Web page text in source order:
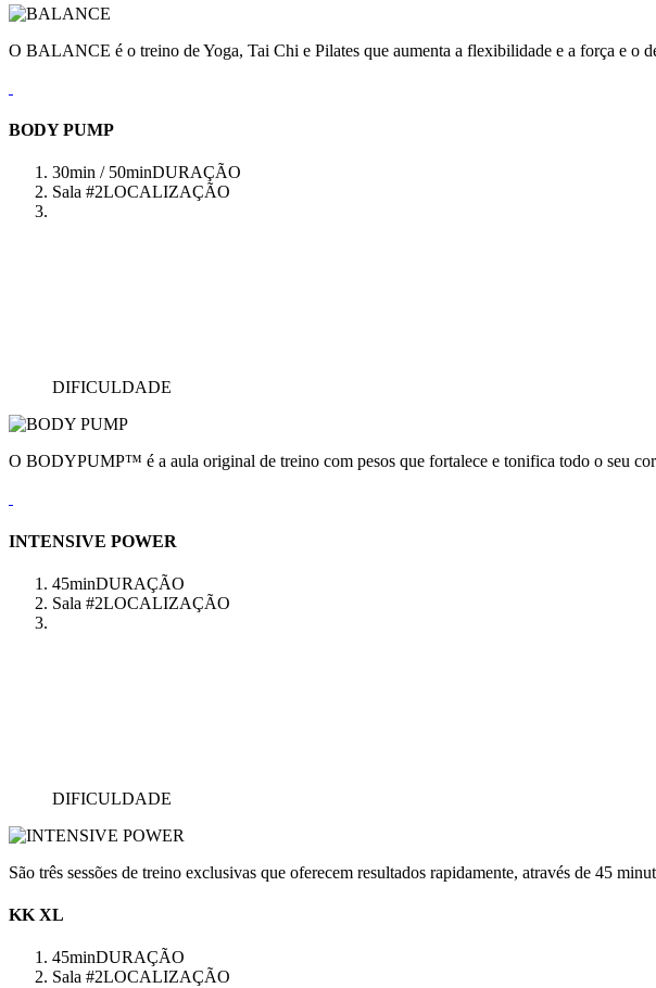
O BALANCE é o treino de Yoga, Tai Chi e Pilates que aumenta a flexibilidade e a força e o
BODY PUMP
30min / 50minDURAÇÃO
Sala #2LOCALIZAÇÃO
DIFICULDADE
O BODYPUMP™ é a aula original de treino com pesos que fortalece e tonifica todo o seu
INTENSIVE POWER
45minDURAÇÃO
Sala #2LOCALIZAÇÃO
DIFICULDADE
São três sessões de treino exclusivas que oferecem resultados rapidamente, através de 45
KK XL
45minDURAÇÃO
Sala #2LOCALIZAÇÃO